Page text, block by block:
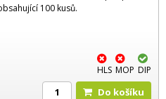
100 kusů.
HLS MOP DIP
Do košíku